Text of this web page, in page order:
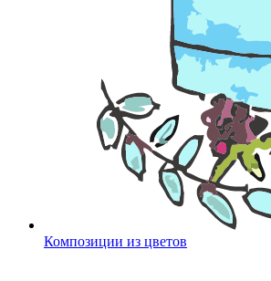
Композиции из цветов